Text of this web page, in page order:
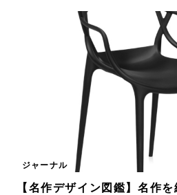
ジャーナル
【名作デザイン図鑑】名作